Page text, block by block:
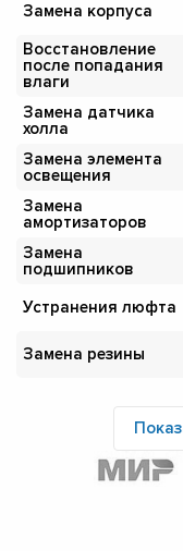
Замена корпуса
Восстановление
после попадания
влаги
Замена датчика
холла
Замена элемента
освещения
Замена
амортизаторов
Замена
подшипников
Устранения люфта
Замена резины